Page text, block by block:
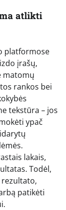
atlikti
platformose
įrašų,
matomų
rankos bei
tekstūra – jos
ypač
lakais,
Todėl,
patikėti